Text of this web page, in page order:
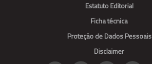
Estatuto Editorial
Ficha técnica
Proteção de Dados Pessoais
Disclaimer